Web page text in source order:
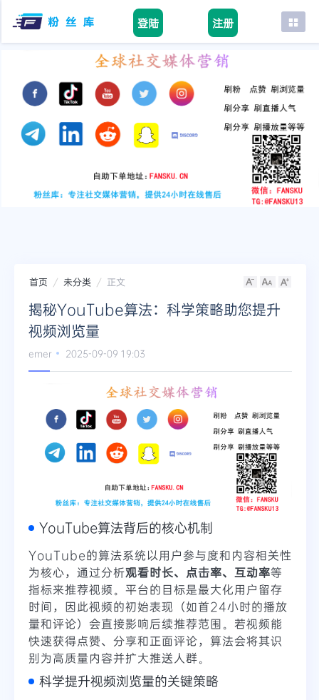
登陆 注册
首页
tiktok
youtube
instagram
首页 未分类 正文
揭秘YouTube算法：科学策略助您提升
视频浏览量
emer 2025-09-09 19:03
YouTube算法背后的核心机制
YouTube的算法系统以用户参与度和内容相关性
为核心，通过分析观看时长、点击率、互动率等
指标来推荐视频。平台的目标是最大化用户留存
时间，因此视频的初始表现（如首24小时的播放
量和评论）会直接影响后续推荐范围。若视频能
快速获得点赞、分享和正面评论，算法会将其识
别为高质量内容并扩大推送人群。
科学提升视频浏览量的关键策略